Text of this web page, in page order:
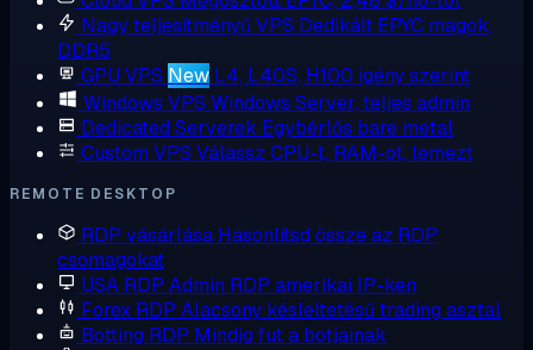
Nagy teljesítményű VPS Dedikált EPYC magok,
DDR5
GPU VPS New L4, L40S, H100 igény szerint
Windows VPS Windows Server, teljes admin
Dedicated Serverek Egybérlős bare metal
Custom VPS Válassz CPU-t, RAM-ot, lemezt
REMOTE DESKTOP
RDP vásárlása Hasonlítsd össze az RDP
csomagokat
USA RDP Admin RDP amerikai IP-ken
Forex RDP Alacsony késleltetésű trading asztal
Botting RDP Mindig fut a botjainak